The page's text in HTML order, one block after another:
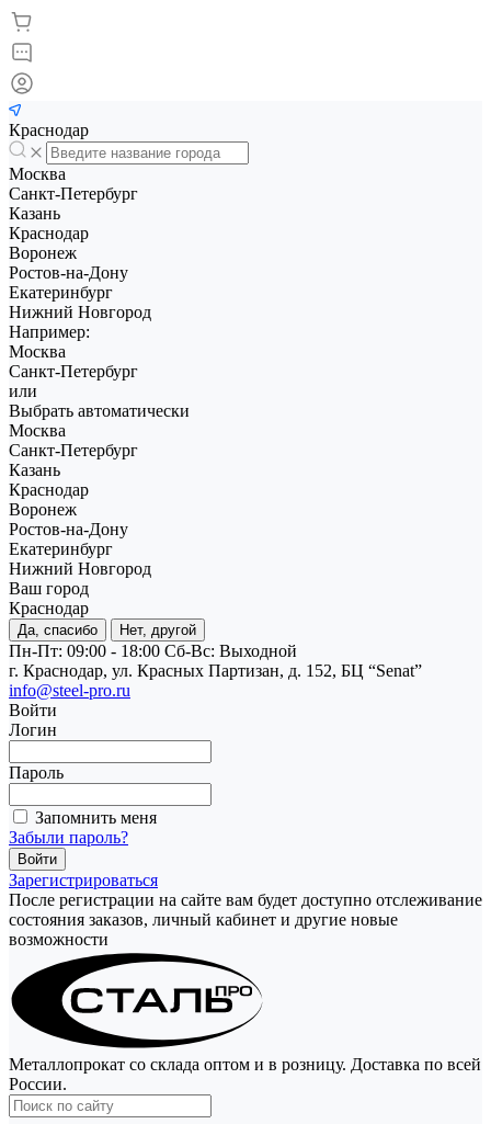
Краснодар
Москва
Санкт-Петербург
Казань
Краснодар
Воронеж
Ростов-на-Дону
Екатеринбург
Нижний Новгород
Например:
Москва
Санкт-Петербург
или
Выбрать автоматически
Москва
Санкт-Петербург
Казань
Краснодар
Воронеж
Ростов-на-Дону
Екатеринбург
Нижний Новгород
Ваш город
Краснодар
Да, спасибо Нет, другой
Пн-Пт: 09:00 - 18:00 Cб-Вс: Выходной
г. Краснодар, ул. Красных Партизан, д. 152, БЦ “Senat”
info@steel-pro.ru
Войти
Логин
Пароль
Запомнить меня
Забыли пароль?
Зарегистрироваться
После регистрации на сайте вам будет доступно отслеживание
состояния заказов, личный кабинет и другие новые
возможности
Металлопрокат со склада оптом и в розницу. Доставка по всей
России.